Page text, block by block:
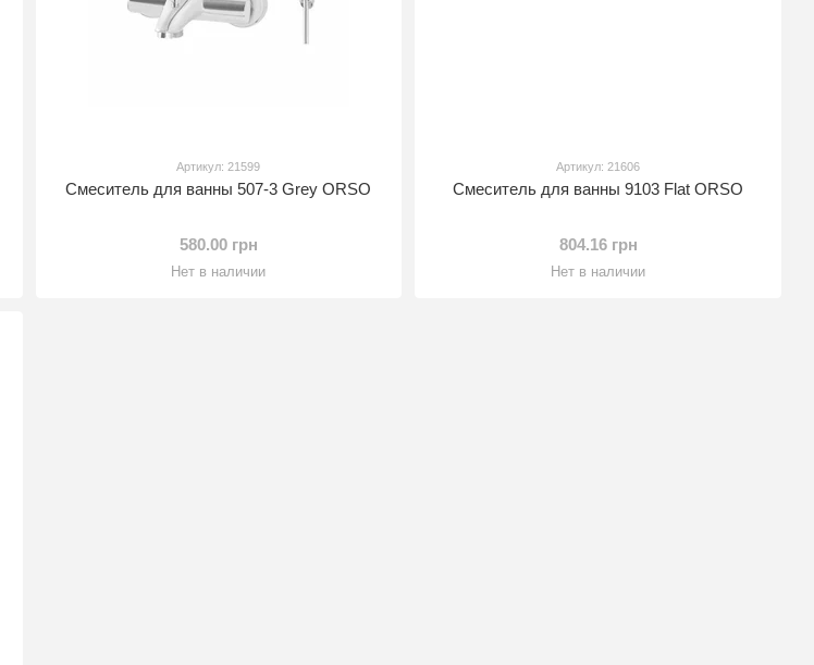
Артикул: 21599
Смеситель для ванны 507-3 Grey ORSO
580.00 грн
Нет в наличии
Артикул: 21606
Смеситель для ванны 9103 Flat ORSO
804.16 грн
Нет в наличии